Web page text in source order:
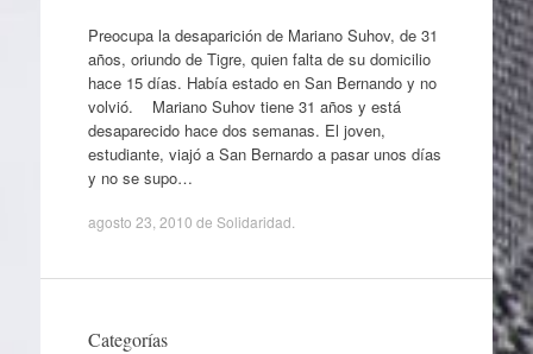
Preocupa la desaparición de Mariano Suhov, de 31
años, oriundo de Tigre, quien falta de su domicilio
hace 15 días. Había estado en San Bernando y no
volvió. Mariano Suhov tiene 31 años y está
desaparecido hace dos semanas. El joven,
estudiante, viajó a San Bernardo a pasar unos días
y no se supo…
agosto 23, 2010 de Solidaridad
Categorías